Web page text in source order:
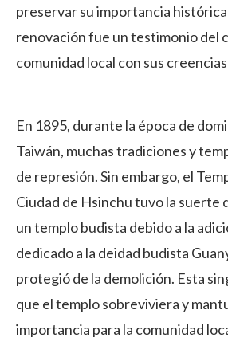
preservar su importancia
renovación fue un testimonio del
comunidad local con sus
En 1895, durante la época de
Taiwán, muchas tradiciones y
de represión. Sin embargo, el
Ciudad de Hsinchu tuvo la suerte
un templo budista debido a la
dedicado a la deidad budista
protegió de la demolición. Esta
que el templo sobreviviera y
importancia para la comunidad